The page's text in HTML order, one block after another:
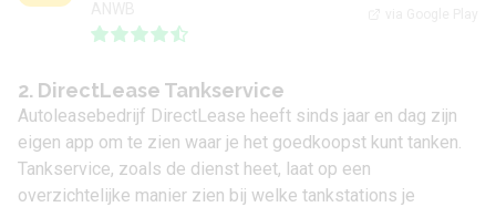
2. DirectLease Tankservice
Autoleasebedrijf DirectLease heeft sinds jaar en dag zijn
eigen app om te zien waar je het goedkoopst kunt tanken.
Tankservice, zoals de dienst heet, laat op een
overzichtelijke manier zien bij welke tankstations je